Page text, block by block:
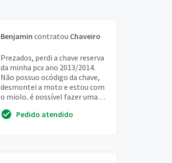
Benjamin contratou Chaveiro
Prezados, perdi a chave reserva
da minha pcx ano 2013/2014.
Não possuo ocódigo da chave,
desmontei a moto e estou com
o miolo, é possível fazer uma
?
Pedido atendido